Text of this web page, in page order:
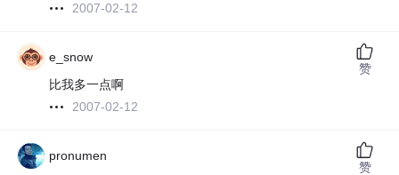
2007-02-12
e_snow
比我多一点啊
2007-02-12
赞
pronumen
赞